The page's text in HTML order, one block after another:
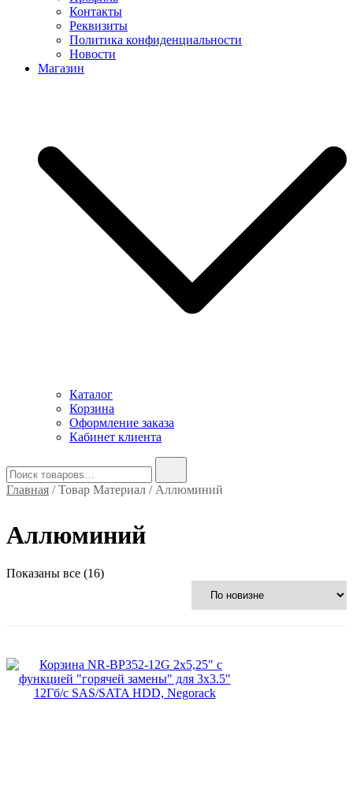
Контакты
Реквизиты
Политика конфиденциальности
Новости
Магазин
Каталог
Корзина
Оформление заказа
Кабинет клиента
Главная / Товар Материал / Аллюминий
Аллюминий
Показаны все (16)Сортировка: